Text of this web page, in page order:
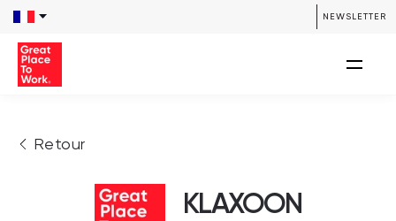
NEWSLETTER
Retour
KLAXOON